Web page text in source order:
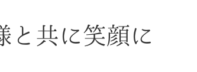
と共に笑顔に